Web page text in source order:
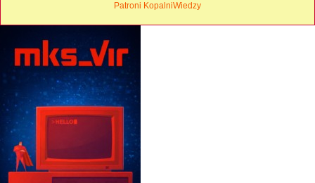
Patroni KopalniWiedzy